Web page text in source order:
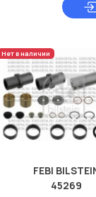
Нет в наличии
FEBI
45269